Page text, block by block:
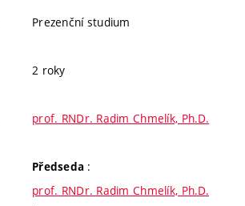
Prezenční studium
2 roky
prof. RNDr. Radim Chmelík, Ph.D.
Předseda :
prof. RNDr. Radim Chmelík, Ph.D.